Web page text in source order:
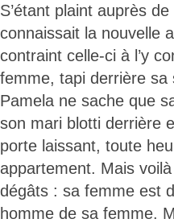
S’étant plaint auprès
connaissait la nouvelle
contraint celle-ci à l’y
femme, tapi derrière
Pamela ne sache que
son mari blotti derrière
porte laissant, toute
appartement. Mais
dégâts : sa femme est
homme de sa femme.